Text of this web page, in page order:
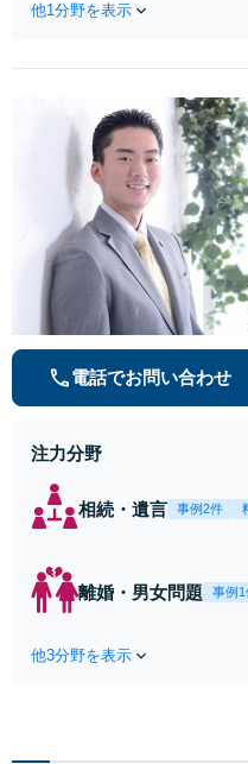
他1分野を表示
電話でお問い合わせ
注力分野
相続・遺言 事例2件
離婚・男女問題 事例1
他3分野を表示